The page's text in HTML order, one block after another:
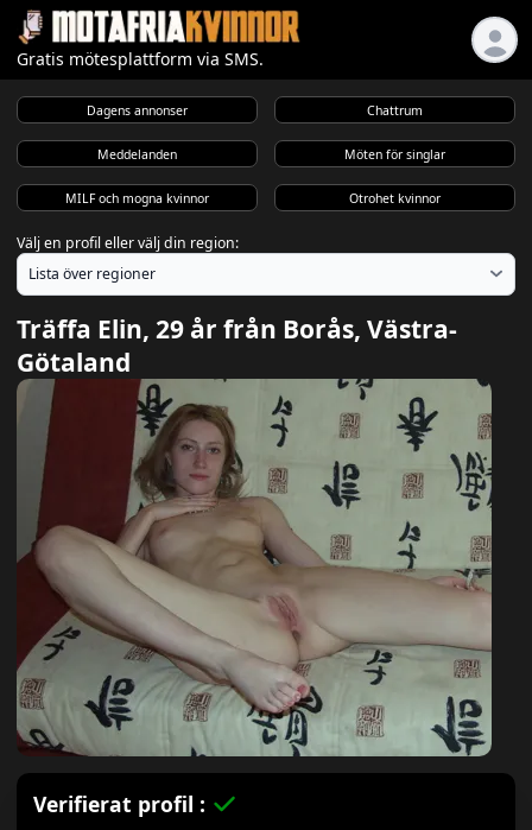
Gratis mötesplattform via SMS.
Dagens annonser Chattrum
Meddelanden Möten för singlar
MILF och mogna kvinnor Otrohet kvinnor
Välj en profil eller välj din region:
Träffa Elin, 29 år från Borås, Västra-
Götaland
Verifierat profil :